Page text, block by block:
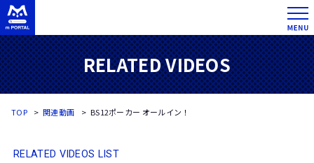
RELATED VIDEOS
TOP 関連動画 BS12ポーカー オールイン！
RELATED VIDEOS LIST